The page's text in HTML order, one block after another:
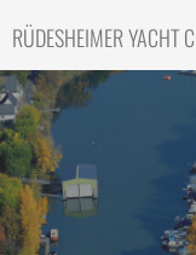
content
RÜDESHEIMER YACHT